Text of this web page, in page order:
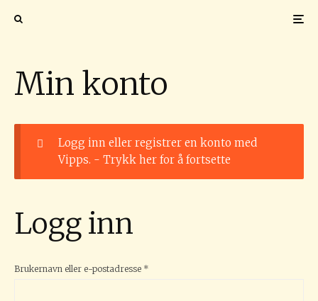
Min konto
Logg inn eller registrer en konto med
Vipps. - Trykk her for å fortsette
Logg inn
Brukernavn eller e-postadresse *